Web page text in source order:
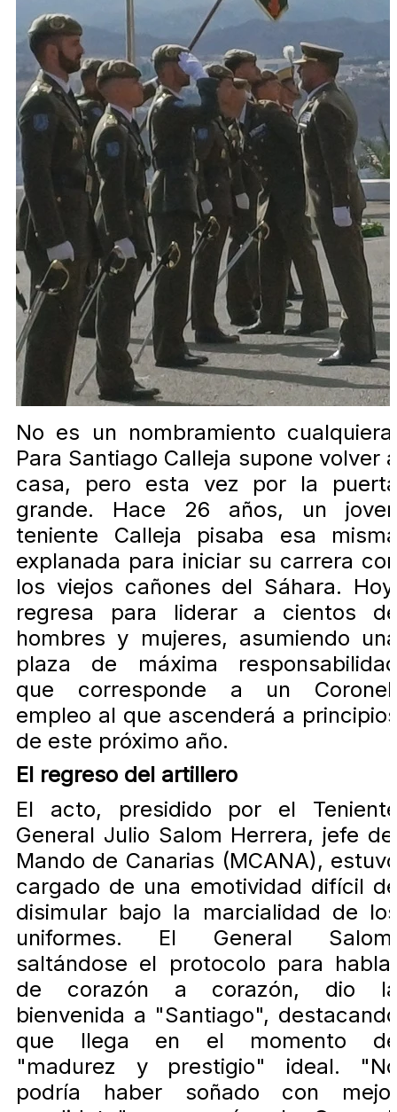
No es un nombramiento
Para Santiago Calleja supone volver
casa, pero esta vez por la
grande. Hace 26 años, un
teniente Calleja pisaba esa
explanada para iniciar su carrera
los viejos cañones del Sáhara.
regresa para liderar a cientos
hombres y mujeres, asumiendo
plaza de máxima
que corresponde a un
empleo al que ascenderá a
de este próximo año.
El regreso del artillero
El acto, presidido por el
General Julio Salom Herrera, jefe
Mando de Canarias (MCANA),
cargado de una emotividad difícil
disimular bajo la marcialidad de
uniformes. El General
saltándose el protocolo para
de corazón a corazón, dio
bienvenida a "Santiago",
que llega en el momento
"madurez y prestigio" ideal.
podría haber soñado con